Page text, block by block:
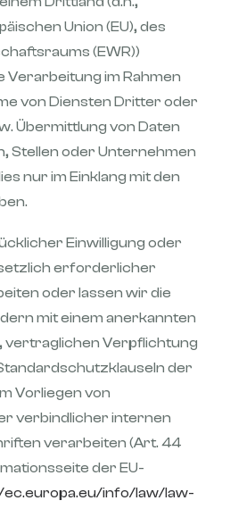
Union (EU), des
(EWR))
Verarbeitung im Rahmen
von Diensten Dritter oder
Übermittlung von Daten
Stellen oder Unternehmen
nur im Einklang mit den
Einwilligung oder
erforderlicher
oder lassen wir die
mit einem anerkannten
vertraglichen Verpflichtung
der
Vorliegen von
verbindlicher internen
verarbeiten (Art. 44
der EU-
info/law/law-